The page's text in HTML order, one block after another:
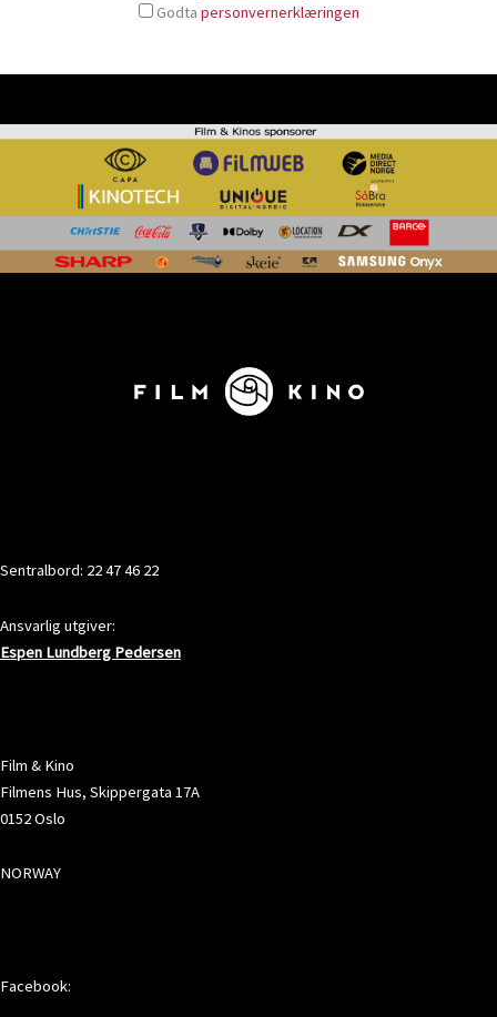
Godta personvernerklæringen
Sentralbord: 22 47 46 22
Ansvarlig utgiver:
Espen Lundberg Pedersen
Film & Kino
Filmens Hus, Skippergata 17A
0152 Oslo
NORWAY
Facebook: